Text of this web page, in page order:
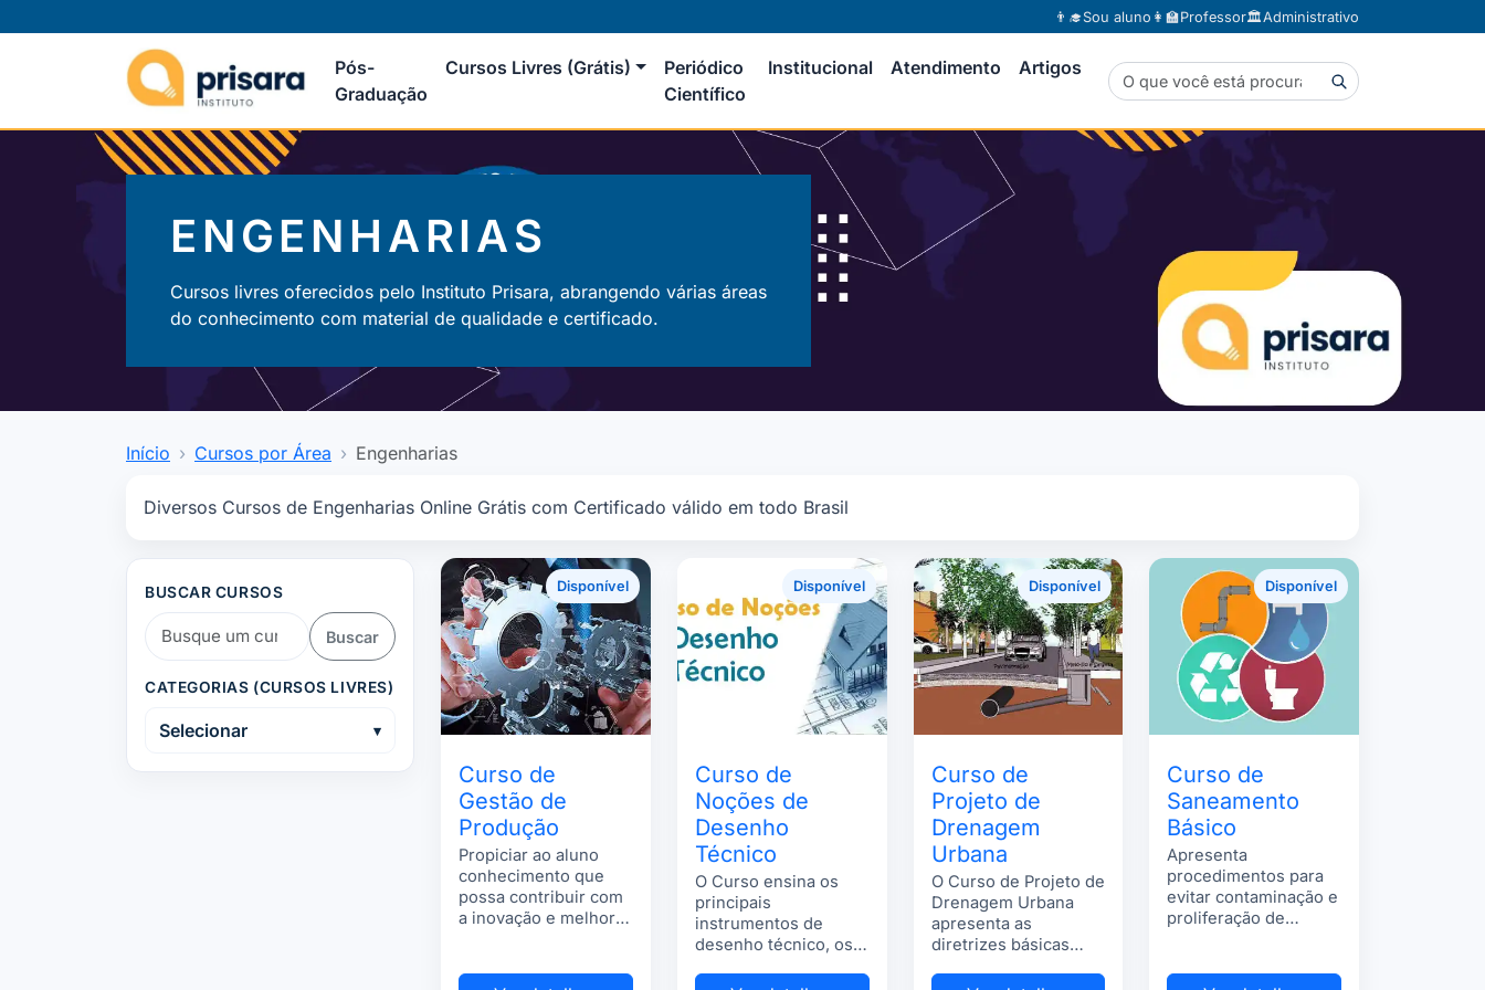
👨‍🎓Sou aluno 👩‍🏫Professor🏛️Administrativo
Pós-
Graduação
Cursos Livres (Grátis)
Periódico
Científico
Institucional Atendimento Artigos
ENGENHARIAS
Cursos livres oferecidos pelo Instituto Prisara, abrangendo várias áreas
do conhecimento com material de qualidade e certificado.
Início Cursos por Área Engenharias
Diversos Cursos de Engenharias Online Grátis com Certificado válido em todo Brasil
BUSCAR CURSOS
Buscar
CATEGORIAS (CURSOS LIVRES)
Selecionar
Disponível
Curso de
Gestão de
Produção
Propiciar ao aluno
conhecimento que
possa contribuir com
a inovação e melhoria
Disponível
Curso de
Noções de
Desenho
Técnico
O Curso ensina os
principais
instrumentos de
desenho técnico, os
Disponível
Curso de
Projeto de
Drenagem
Urbana
O Curso de Projeto de
Drenagem Urbana
apresenta as
diretrizes básicas
Disponível
Curso de
Saneamento
Básico
Apresenta
procedimentos para
evitar contaminação e
proliferação de